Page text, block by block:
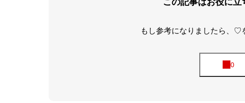
もし参考になりましたら、♡